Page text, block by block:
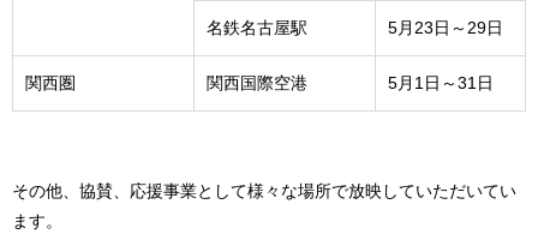
名鉄名古屋駅 5月23日～29日
関西圏 関西国際空港 5月1日～31日
その他、協賛、応援事業として様々な場所で放映していただいてい
ます。